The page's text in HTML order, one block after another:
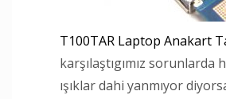
T100TAR Laptop Anakart
karşılaştıgımız sorunlarda
ışıklar dahi yanmıyor